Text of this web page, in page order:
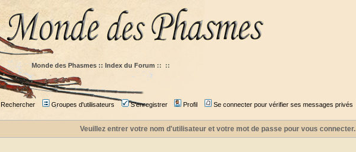
Monde des Phasmes :: Index du Forum :: ::
Rechercher Groupes d'utilisateurs S'enregistrer Profil Se connecter pour vérifier ses messages privés
Veuillez entrer votre nom d'utilisateur et votre mot de passe pour vous connecter.